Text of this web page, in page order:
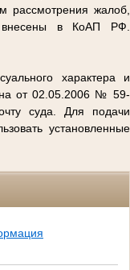
рассмотрения жалоб,
внесены в КоАП РФ.
характера и
от 02.05.2006 № 59-
суда. Для подачи
установленные